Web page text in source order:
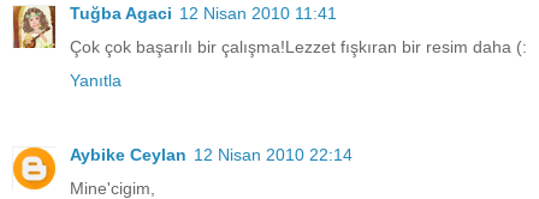
Tuğba Agaci 12 Nisan 2010 11:41
Çok çok başarılı bir çalışma!Lezzet fışkıran bir resim daha (:
Yanıtla
Aybike Ceylan 12 Nisan 2010 22:14
Mine'cigim,